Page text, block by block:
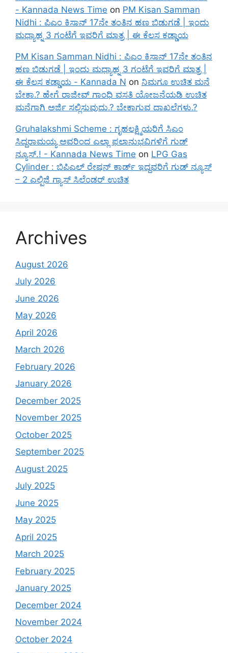
- Kannada News Time on PM Kisan Samman
Nidhi : ಪಿಎಂ ಕಿಸಾನ್ 17ನೇ ತಂತಿನ ಹಣ ಬಿಡುಗಡೆ | ಇಂದು
ಮಧ್ಯಾಹ್ನ 3 ಗಂಟೆಗೆ ಇವರಿಗೆ ಮಾತ್ರ | ಈ ಕೆಲಸ ಕಡ್ಡಾಯ
PM Kisan Samman Nidhi : ಪಿಎಂ ಕಿಸಾನ್ 17ನೇ ತಂತಿನ
ಹಣ ಬಿಡುಗಡೆ | ಇಂದು ಮಧ್ಯಾಹ್ನ 3 ಗಂಟೆಗೆ ಇವರಿಗೆ ಮಾತ್ರ |
ಈ ಕೆಲಸ ಕಡ್ಡಾಯ - Kannada N on ನಿಮಗೂ ಉಚಿತ ಮನೆ
ಬೇಕಾ.? ಹೇಗೆ ರಾಜೀವ್ ಗಾಂಧಿ ವಸತಿ ಯೋಜನೆಯಡಿ ಉಚಿತ
ಮನೆಗಾಗಿ ಅರ್ಜಿ ಸಲ್ಲಿಸುವುದು.? ಬೇಕಾಗುವ ದಾಖಲೆಗಳು.?
Gruhalakshmi Scheme : ಗೃಹಲಕ್ಷ್ಮಿಯರಿಗೆ ಸಿಎಂ
ಸಿದ್ದರಾಮಯ್ಯ ಅವರಿಂದ ಎಲ್ಲಾ ಫಲಾನುಭವಿಗಳಿಗೆ ಗುಡ್
ನ್ಯೂಸ್.! - Kannada News Time on LPG Gas
Cylinder : ಬಿಪಿಎಲ್ ರೇಷನ್ ಕಾರ್ಡ್ ಇದ್ದವರಿಗೆ ಗುಡ್ ನ್ಯೂಸ್
– 2 ಎಲ್ಪಿಜಿ ಗ್ಯಾಸ್ ಸಿಲೆಂಡರ್ ಉಚಿತ
Archives
August 2026
July 2026
June 2026
May 2026
April 2026
March 2026
February 2026
January 2026
December 2025
November 2025
October 2025
September 2025
August 2025
July 2025
June 2025
May 2025
April 2025
March 2025
February 2025
January 2025
December 2024
November 2024
October 2024